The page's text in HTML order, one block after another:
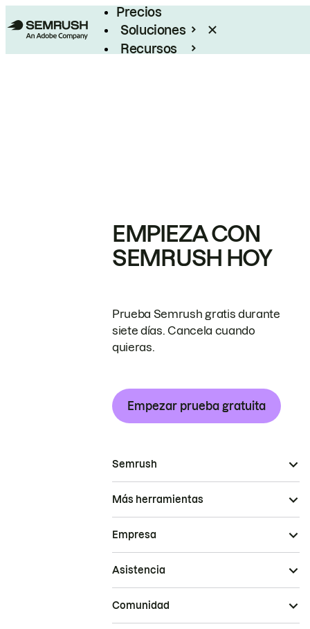
Precios
Soluciones
Recursos
EMPIEZA CON
SEMRUSH HOY
Prueba Semrush gratis durante
siete días. Cancela cuando
quieras.
Empezar prueba gratuita
Semrush
Más herramientas
Empresa
Asistencia
Comunidad